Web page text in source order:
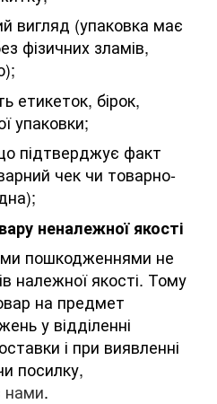
вигляд (упаковка має
фізичних зламів,
етикеток, бірок,
упаковки;
підтверджує факт
чек чи товарно-
неналежної якості
пошкодженнями не
належної якості. Тому
на предмет
у відділенні
і при виявленні
посилку,
нами.